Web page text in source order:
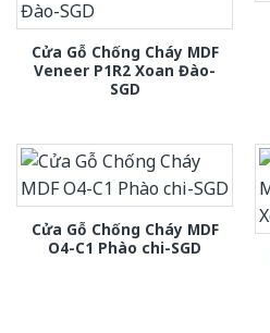
Cửa Gỗ Chống Cháy MDF
Veneer P1R2 Xoan Đào-
SGD
Cửa Gỗ Chống Cháy MDF
O4-C1 Phào chi-SGD